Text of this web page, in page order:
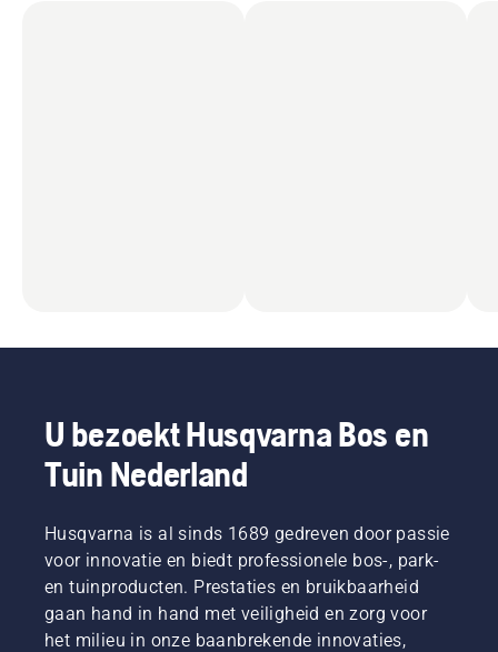
U bezoekt Husqvarna Bos en
Tuin Nederland
Husqvarna is al sinds 1689 gedreven door passie
voor innovatie en biedt professionele bos-, park-
en tuinproducten. Prestaties en bruikbaarheid
gaan hand in hand met veiligheid en zorg voor
het milieu in onze baanbrekende innovaties,